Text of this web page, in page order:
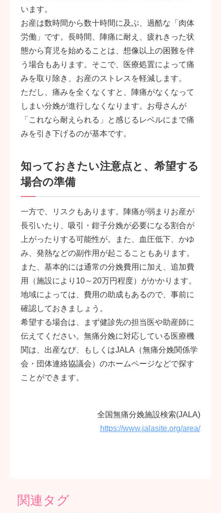
います。
お産は数時間から数十時間に及ぶ、過酷な「肉体
労働」です。長時間、陣痛に耐え、疲れきった状
態から育児を始めることは、想像以上の困難を伴
う場合もあります。そこで、医療処置によって痛
みを取り除き、お産のストレスを軽減します。
ただし、痛みを全くなくすと、陣痛がなくなって
しまい分娩が進行しなくなります。お母さんが
「これなら耐えられる」と感じるレベルにまで痛
みを引き下げるのが基本です。
知っておきたい注意点と、希望する
場合の準備
一方で、リスクもあります。陣痛が弱まりお産が
長引いたり、吸引・鉗子分娩が必要になる割合が
上がったりする可能性が。また、血圧低下、かゆ
み、発熱などの副作用が起こることもあります。
また、基本的には通常の分娩費用に加え、追加費
用（施設により10～20万円程度）がかかります。
地域によっては、費用の助成もあるので、事前に
確認しておきましょう。
希望する場合は、まず健診先の担当医や助産師に
伝えてください。無痛分娩に対応している医療機
関は、出産なび、もしくはJALA（無痛分娩関係学
会・団体連絡協議会）のホームページなどで探す
ことができます。
全国無痛分娩施設検索(JALA)
https://www.jalasite.org/area/
関連タグ